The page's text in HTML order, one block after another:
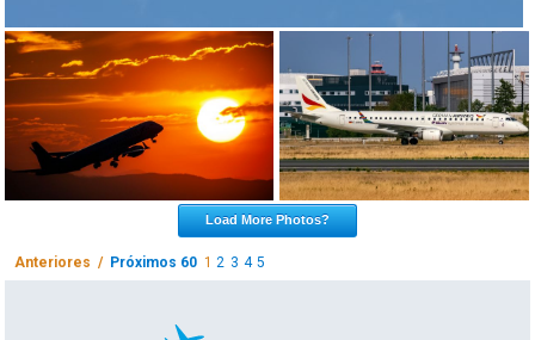
Load More Photos?
Anteriores / Próximos 60 1 2 3 4 5